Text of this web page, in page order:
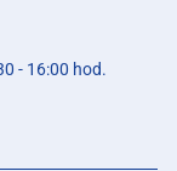
- 16:00 hod.